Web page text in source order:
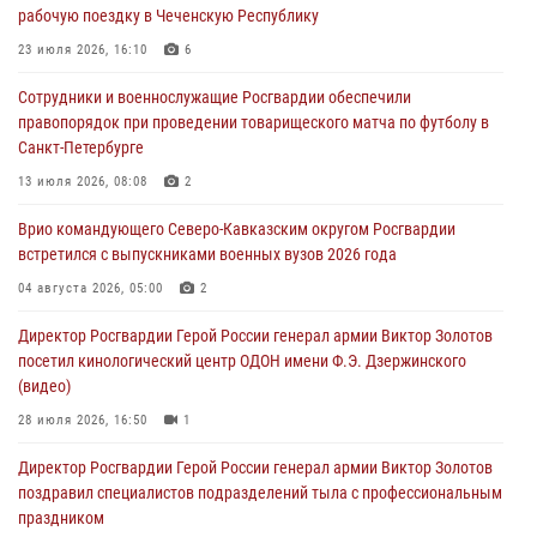
В Центральных регионах России продолжается ведомственная
09 августа 2026, 08:00
Лучшие футбольные команды Южного округа Росгвардии
определили на Кубани
В Кузбассе росгвардейцы помогли вернуть горожанке пропавшую
мать
рабочую поездку в Чеченскую Республику
23 июля 2026, 16:10 6
Сотрудники и военнослужащие Росгвардии обеспечили
правопорядок при проведении товарищеского матча по футболу в
Санкт-Петербурге
13 июля 2026, 08:08 2
Врио командующего Северо-Кавказским округом Росгвардии
встретился с выпускниками военных вузов 2026 года
04 августа 2026, 05:00 2
Директор Росгвардии Герой России генерал армии Виктор Золотов
посетил кинологический центр ОДОН имени Ф.Э. Дзержинского
(видео)
28 июля 2026, 16:50 1
Директор Росгвардии Герой России генерал армии Виктор Золотов
поздравил специалистов подразделений тыла с профессиональным
праздником